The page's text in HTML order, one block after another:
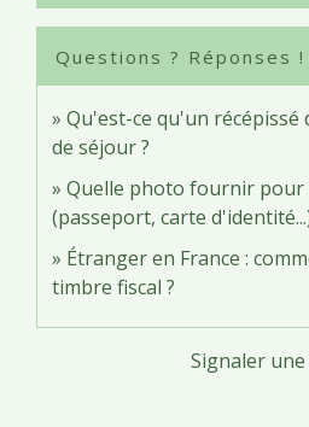
Questions ? Réponses !
Qu'est-ce qu'un récépissé
de séjour ?
Quelle photo fournir
(passeport, carte
Étranger en France :
timbre fiscal ?
Signaler